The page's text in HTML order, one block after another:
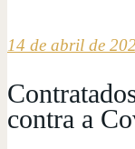
14 de abril de
contra a